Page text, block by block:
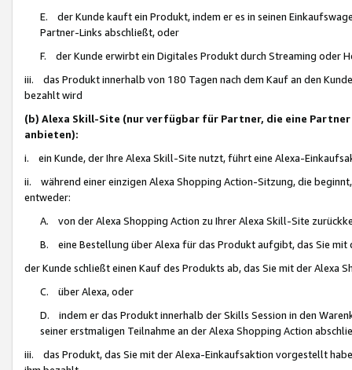
E. der Kunde kauft ein Produkt, indem er es in seinen
Partner-Links abschließt, oder
F. der Kunde erwirbt ein Digitales Produkt durch Streaming oder
iii. das Produkt innerhalb von 180 Tagen nach dem Kauf an den
bezahlt wird
(b) Alexa Skill-Site (nur verfügbar für Partner, die eine
anbieten):
i. ein Kunde, der Ihre Alexa Skill-Site nutzt, führt eine Alexa-
ii. während einer einzigen Alexa Shopping Action-Sitzung, die
entweder:
A. von der Alexa Shopping Action zu Ihrer Alexa Skill-Site
B. eine Bestellung über Alexa für das Produkt aufgibt, das Sie mit
der Kunde schließt einen Kauf des Produkts ab, das Sie mit der Alexa
C. über Alexa, oder
D. indem er das Produkt innerhalb der Skills Session in den
seiner erstmaligen Teilnahme an der Alexa Shopping Action
iii. das Produkt, das Sie mit der Alexa-Einkaufsaktion vorgestellt